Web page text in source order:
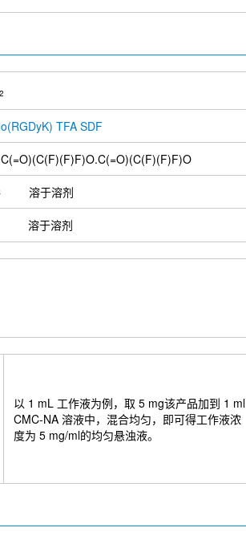
TFA SDF
溶于溶剂
溶于溶剂
以 1 mL 工作液为例，取 5 mg该产品加到 1 ml
CMC-NA 溶液中，混合均匀，即可得工作液浓
度为 5 mg/ml的均匀悬浊液。